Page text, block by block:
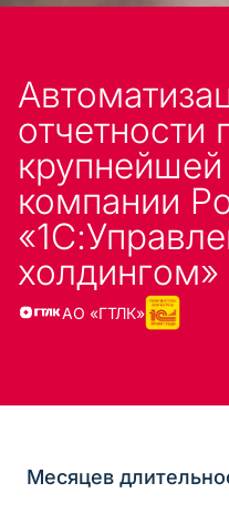
компании
холдингом»
АО «ГТЛК»
Месяцев